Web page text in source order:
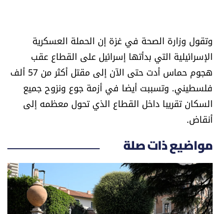
وتقول وزارة الصحة في غزة إن الحملة العسكرية
الإسرائيلية التي بدأتها إسرائيل على القطاع عقب
هجوم حماس أدت حتى الآن إلى مقتل أكثر من 57 ألف
فلسطيني. وتسببت أيضا في أزمة جوع ونزوح جميع
السكان تقريبا داخل القطاع الذي تحول معظمه إلى
أنقاض.
مواضيع ذات صلة